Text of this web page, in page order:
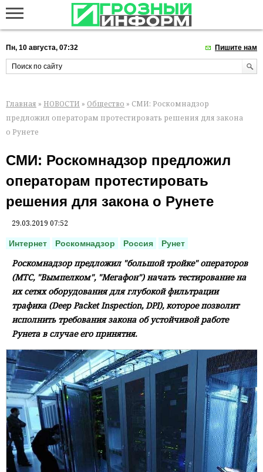
Пн, 10 августа, 07:32 Пишите нам
Главная » НОВОСТИ » Общество » СМИ: Роскомнадзор
предложил операторам протестировать решения для закона
о Рунете
СМИ: Роскомнадзор предложил
операторам протестировать
решения для закона о Рунете
29.03.2019 07:52
Интернет Роскомнадзор Россия Рунет
Роскомнадзор предложил "большой тройке" операторов
(МТС, "Вымпелком", "Мегафон") начать тестирование на
их сетях оборудования для глубокой фильтрации
трафика (Deep Packet Inspection, DPI), которое позволит
исполнить требования закона об устойчивой работе
Рунета в случае его принятия.